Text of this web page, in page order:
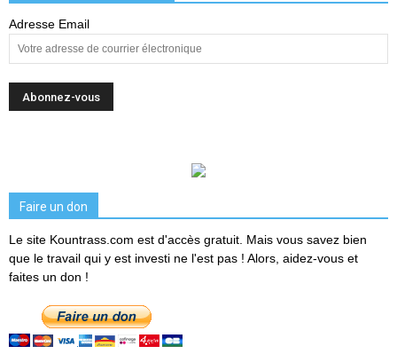
Adresse Email
Faire un don
Le site Kountrass.com est d'accès gratuit. Mais vous savez bien
que le travail qui y est investi ne l'est pas ! Alors, aidez-vous et
faites un don !